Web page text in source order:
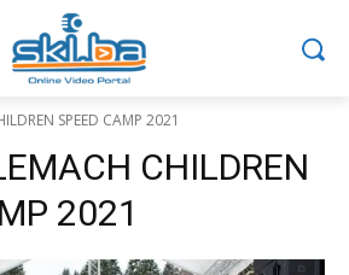
SPEED CAMP 2021
CHILDREN
2021